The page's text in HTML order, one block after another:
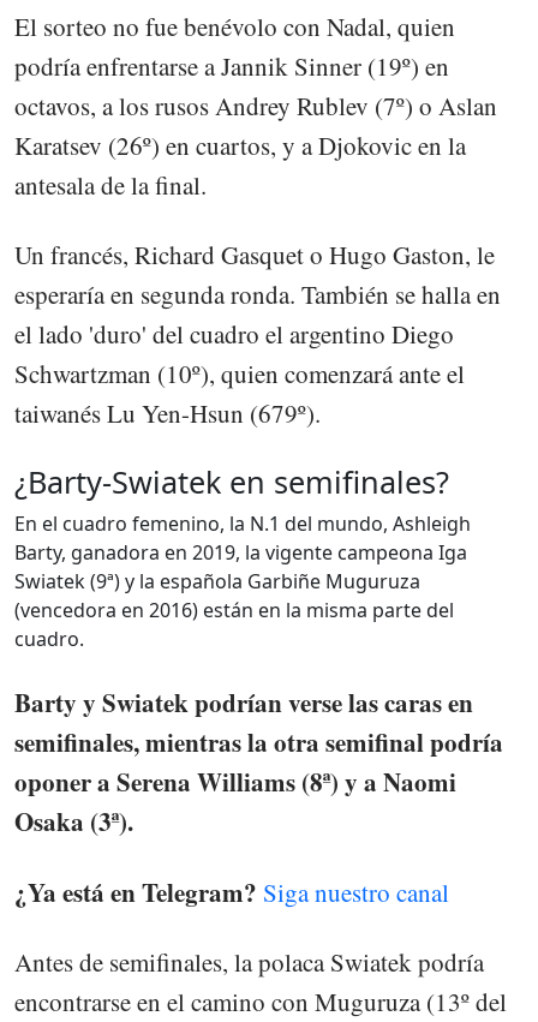
El sorteo no fue benévolo con Nadal, quien
podría enfrentarse a Jannik Sinner (19º) en
octavos, a los rusos Andrey Rublev (7º) o Aslan
Karatsev (26º) en cuartos, y a Djokovic en la
antesala de la final.
Un francés, Richard Gasquet o Hugo Gaston, le
esperaría en segunda ronda. También se halla en
el lado 'duro' del cuadro el argentino Diego
Schwartzman (10º), quien comenzará ante el
taiwanés Lu Yen-Hsun (679º).
¿Barty-Swiatek en semifinales?
En el cuadro femenino, la N.1 del mundo, Ashleigh
Barty, ganadora en 2019, la vigente campeona Iga
Swiatek (9ª) y la española Garbiñe Muguruza
(vencedora en 2016) están en la misma parte del
cuadro.
Barty y Swiatek podrían verse las caras en
semifinales, mientras la otra semifinal podría
oponer a Serena Williams (8ª) y a Naomi
Osaka (3ª).
¿Ya está en Telegram? Siga nuestro canal
Antes de semifinales, la polaca Swiatek podría
encontrarse en el camino con Muguruza (13º del